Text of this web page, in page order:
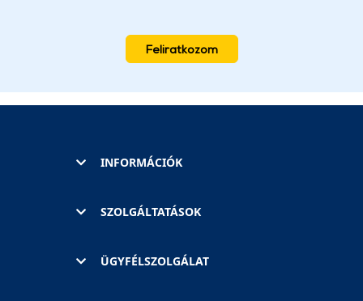
Feliratkozom
INFORMÁCIÓK
SZOLGÁLTATÁSOK
ÜGYFÉLSZOLGÁLAT